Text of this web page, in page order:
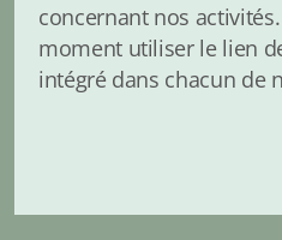
concernant nos
moment utiliser le lien
intégré dans chacun de